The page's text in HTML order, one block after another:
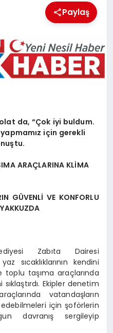
Paylaş
da, “Çok iyi buldum.
için gerekli
ARAÇLARINA KLİMA
GÜVENLİ VE KONFORLU
Zabıta Dairesi
sıcaklıklarının kendini
taşıma araçlarında
Ekipler denetim
vatandaşların
için şoförlerin
davranış sergileyip